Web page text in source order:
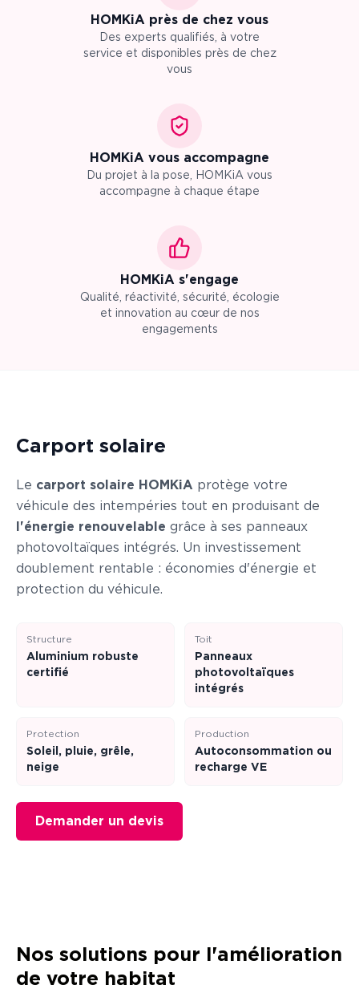
HOMKiA près de chez vous
Des experts qualifiés, à votre
service et disponibles près de chez
vous
HOMKiA vous accompagne
Du projet à la pose, HOMKiA vous
accompagne à chaque étape
HOMKiA s'engage
Qualité, réactivité, sécurité, écologie
et innovation au cœur de nos
engagements
Carport solaire
Le carport solaire HOMKiA protège votre
véhicule des intempéries tout en produisant de
l'énergie renouvelable grâce à ses panneaux
photovoltaïques intégrés. Un investissement
doublement rentable : économies d'énergie et
protection du véhicule.
Structure
Aluminium robuste
certifié
Toit
Panneaux
photovoltaïques
intégrés
Protection
Soleil, pluie, grêle,
neige
Production
Autoconsommation ou
recharge VE
Demander un devis
Nos solutions pour l'amélioration
de votre habitat